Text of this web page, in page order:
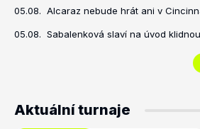
05.08. Alcaraz nebude hrát ani v
05.08. Sabalenková slaví na úvod
Aktuální turnaje